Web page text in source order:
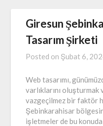
Giresun
Tasarım Şirketi
Posted on Şubat 6,
Web tasarımı,
varlıklarını oluşturmak
vazgeçilmez bir faktör
Şebinkarahisar
işletmeler de bu